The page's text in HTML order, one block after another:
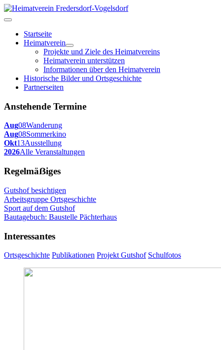
Startseite
Heimatverein
Projekte und Ziele des Heimatvereins
Heimatverein unterstützen
Informationen über den Heimatverein
Historische Bilder und Ortsgeschichte
Partnerseiten
Anstehende Termine
Aug08Wanderung
Aug08Sommerkino
Okt13Ausstellung
2026Alle Veranstaltungen
Regelmäẞiges
Gutshof besichtigen
Arbeitsgruppe Ortsgeschichte
Sport auf dem Gutshof
Bautagebuch: Baustelle Pächterhaus
Interessantes
Ortsgeschichte Publikationen Projekt Gutshof Schulfotos